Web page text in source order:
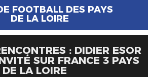
FOOTBALL DES PAYS
DE LA LOIRE
: DIDIER ESOR
SUR FRANCE 3 PAYS
DE LA LOIRE